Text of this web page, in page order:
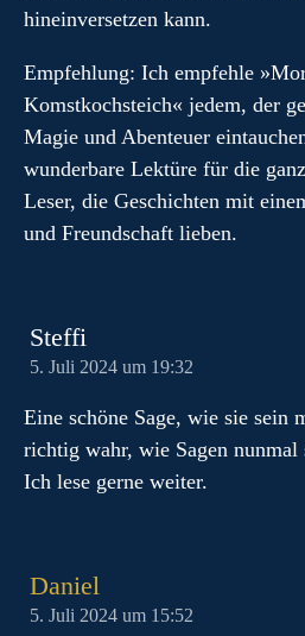
hineinversetzen kann.
Empfehlung: Ich empfehle
Komstkochsteich« jedem, der
Magie und Abenteuer
wunderbare Lektüre für die
Leser, die Geschichten mit
und Freundschaft lieben.
Steffi
5. Juli 2024 um 19:32
Eine schöne Sage, wie sie sein
richtig wahr, wie Sagen nunmal
Ich lese gerne weiter.
Daniel
5. Juli 2024 um 15:52